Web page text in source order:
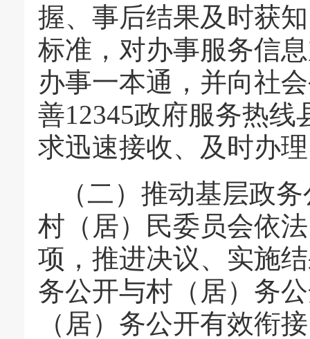
握、事后结果及时获
标准，对办事服务信
办事一本通，并向社
善12345政府服务热
求迅速接收、及时办
（二）推动基层政
村（居）民委员会依
项，推进决议、实施
务公开与村（居）务
（居）务公开有效衔